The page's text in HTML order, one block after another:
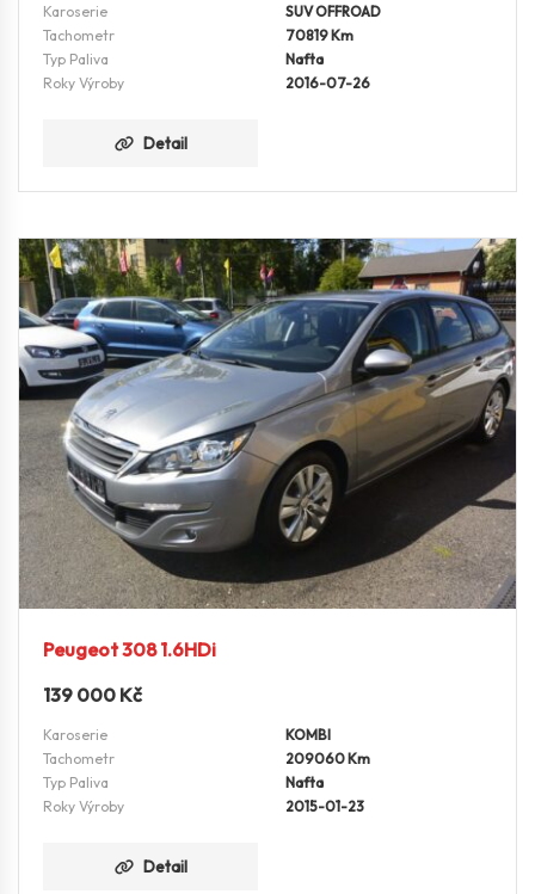
Karoserie
SUV OFFROAD
Tachometr
70819 Km
Typ Paliva
Nafta
Roky Výroby
2016-07-26
Detail
Peugeot 308 1.6HDi
139 000 Kč
Karoserie
KOMBI
Tachometr
209060 Km
Typ Paliva
Nafta
Roky Výroby
2015-01-23
Detail